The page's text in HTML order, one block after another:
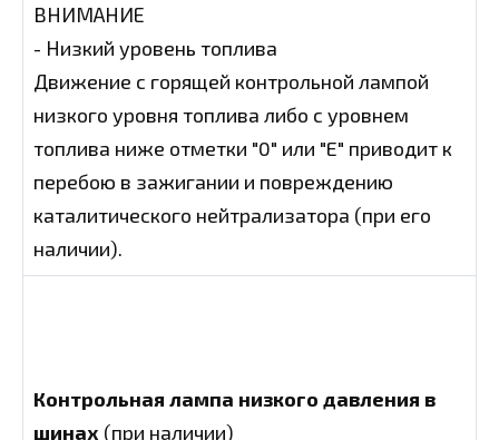
ВНИМАНИЕ
- Низкий уровень топлива
Движение с горящей контрольной лампой
низкого уровня топлива либо с уровнем
топлива ниже отметки "0" или "E" приводит к
перебою в зажигании и повреждению
каталитического нейтрализатора (при его
наличии).
Контрольная лампа низкого давления в
шинах (при наличии)